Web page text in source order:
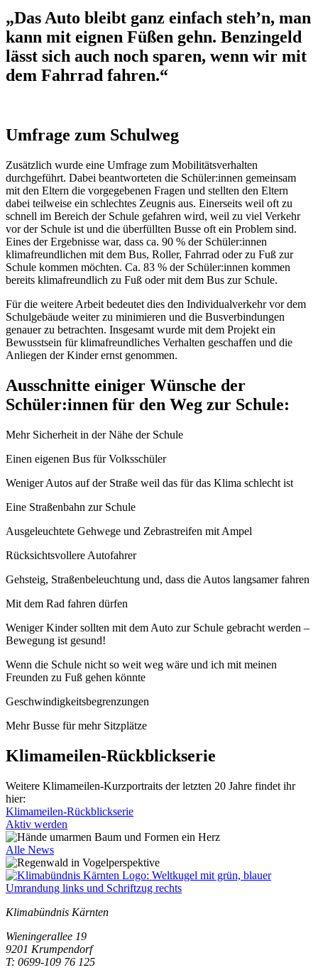
„Das Auto bleibt ganz einfach steh’n, man
kann mit eignen Füßen gehn. Benzingeld
lässt sich auch noch sparen, wenn wir mit
dem Fahrrad fahren.“
Umfrage zum Schulweg
Zusätzlich wurde eine Umfrage zum Mobilitätsverhalten
durchgeführt. Dabei beantworteten die Schüler:innen gemeinsam
mit den Eltern die vorgegebenen Fragen und stellten den Eltern
dabei teilweise ein schlechtes Zeugnis aus. Einerseits weil oft zu
schnell im Bereich der Schule gefahren wird, weil zu viel Verkehr
vor der Schule ist und die überfüllten Busse oft ein Problem sind.
Eines der Ergebnisse war, dass ca. 90 % der Schüler:innen
klimafreundlichen mit dem Bus, Roller, Fahrrad oder zu Fuß zur
Schule kommen möchten. Ca. 83 % der Schüler:innen kommen
bereits klimafreundlich zu Fuß oder mit dem Bus zur Schule.
Für die weitere Arbeit bedeutet dies den Individualverkehr vor dem
Schulgebäude weiter zu minimieren und die Busverbindungen
genauer zu betrachten. Insgesamt wurde mit dem Projekt ein
Bewusstsein für klimafreundliches Verhalten geschaffen und die
Anliegen der Kinder ernst genommen.
Ausschnitte einiger Wünsche der
Schüler:innen für den Weg zur Schule:
Mehr Sicherheit in der Nähe der Schule
Einen eigenen Bus für Volksschüler
Weniger Autos auf der Straße weil das für das Klima schlecht ist
Eine Straßenbahn zur Schule
Ausgeleuchtete Gehwege und Zebrastreifen mit Ampel
Rücksichtsvollere Autofahrer
Gehsteig, Straßenbeleuchtung und, dass die Autos langsamer fahren
Mit dem Rad fahren dürfen
Weniger Kinder sollten mit dem Auto zur Schule gebracht werden –
Bewegung ist gesund!
Wenn die Schule nicht so weit weg wäre und ich mit meinen
Freunden zu Fuß gehen könnte
Geschwindigkeitsbegrenzungen
Mehr Busse für mehr Sitzplätze
Klimameilen-Rückblickserie
Weitere Klimameilen-Kurzportraits der letzten 20 Jahre findet ihr
hier:
Klimameilen-Rückblickserie
Aktiv werden
Alle News
Klimabündnis Kärnten
Wieningerallee 19
9201 Krumpendorf
T: 0699-109 76 125